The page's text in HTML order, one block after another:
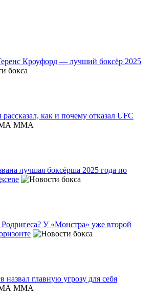
Кроуфорд — лучший боксёр 2025
как и почему отказал UFC
MMA
лучшая боксёрша 2025 года по
У «Монстра» уже второй
назвал главную угрозу для себя
MMA